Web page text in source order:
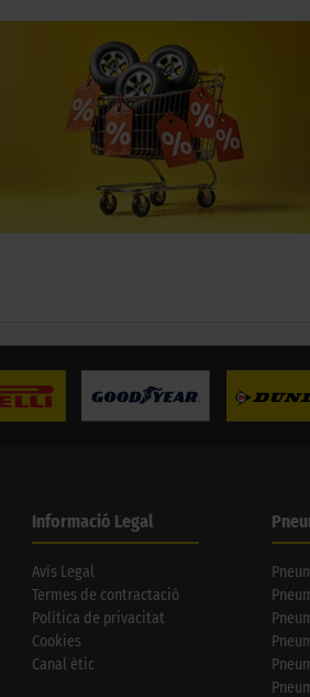
Informació Legal
Avís Legal
Termes de contractació
Política de privacitat
Cookies
Canal ètic